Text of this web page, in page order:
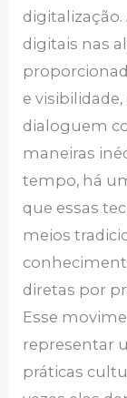
digitais nas
e
dialoguem
maneiras
tempo, há
que essas
meios
diretas por
Esse
representar
práticas